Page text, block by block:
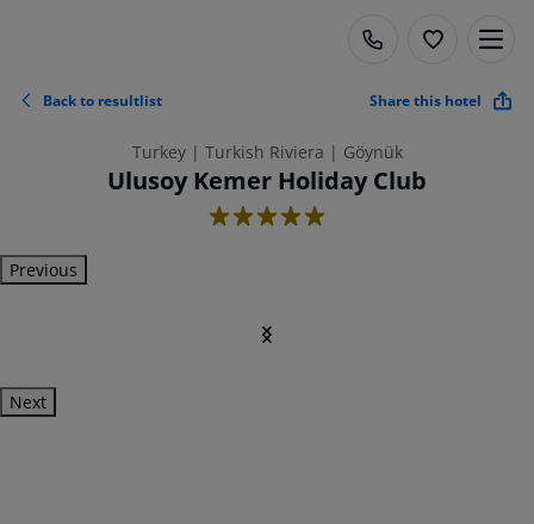
Back to resultlist Share this hotel
Turkey | Turkish Riviera | Göynük
Ulusoy Kemer Holiday Club
5
Previous
Next